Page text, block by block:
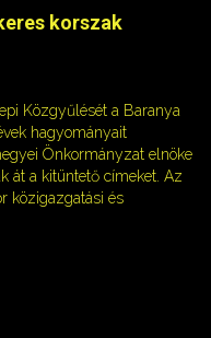
korszak
Közgyűlését a Baranya
hagyományait
Önkormányzat elnöke
át a kitüntető címeket. Az
közigazgatási és